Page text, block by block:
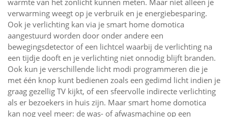
warmte van het zonlicht kunnen meten. Maar niet alleen je
verwarming weegt op je verbruik en je energiebesparing.
Ook je verlichting kan via je smart home domotica
aangestuurd worden door onder andere een
bewegingsdetector of een lichtcel waarbij de verlichting na
een tijdje dooft en je verlichting niet onnodig blijft branden.
Ook kun je verschillende licht modi programmeren die je
met één knop kunt bedienen zoals een gedimd licht indien je
graag gezellig TV kijkt, of een sfeervolle indirecte verlichting
als er bezoekers in huis zijn. Maar smart home domotica
kan nog veel meer: de was- of afwasmachine op een